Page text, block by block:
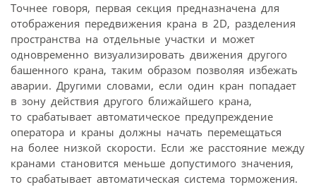
Точнее говоря, первая секция предназначена для
отображения передвижения крана в 2D, разделения
пространства на отдельные участки и может
одновременно визуализировать движения другого
башенного крана, таким образом позволяя избежать
аварии. Другими словами, если один кран попадает
в зону действия другого ближайшего крана,
то срабатывает автоматическое предупреждение
оператора и краны должны начать перемещаться
на более низкой скорости. Если же расстояние между
кранами становится меньше допустимого значения,
то срабатывает автоматическая система торможения.